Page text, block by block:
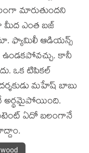
మారుతుందని
మీద ఎంత బజ్
ఫ్యామిలీ ఆడియన్స్
కానీ
ఒక టిపికల్
మహేష్ బాబు
అర్థమైపోయింది.
ఏదో బలంగానే